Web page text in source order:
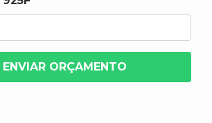
ORÇAMENTO